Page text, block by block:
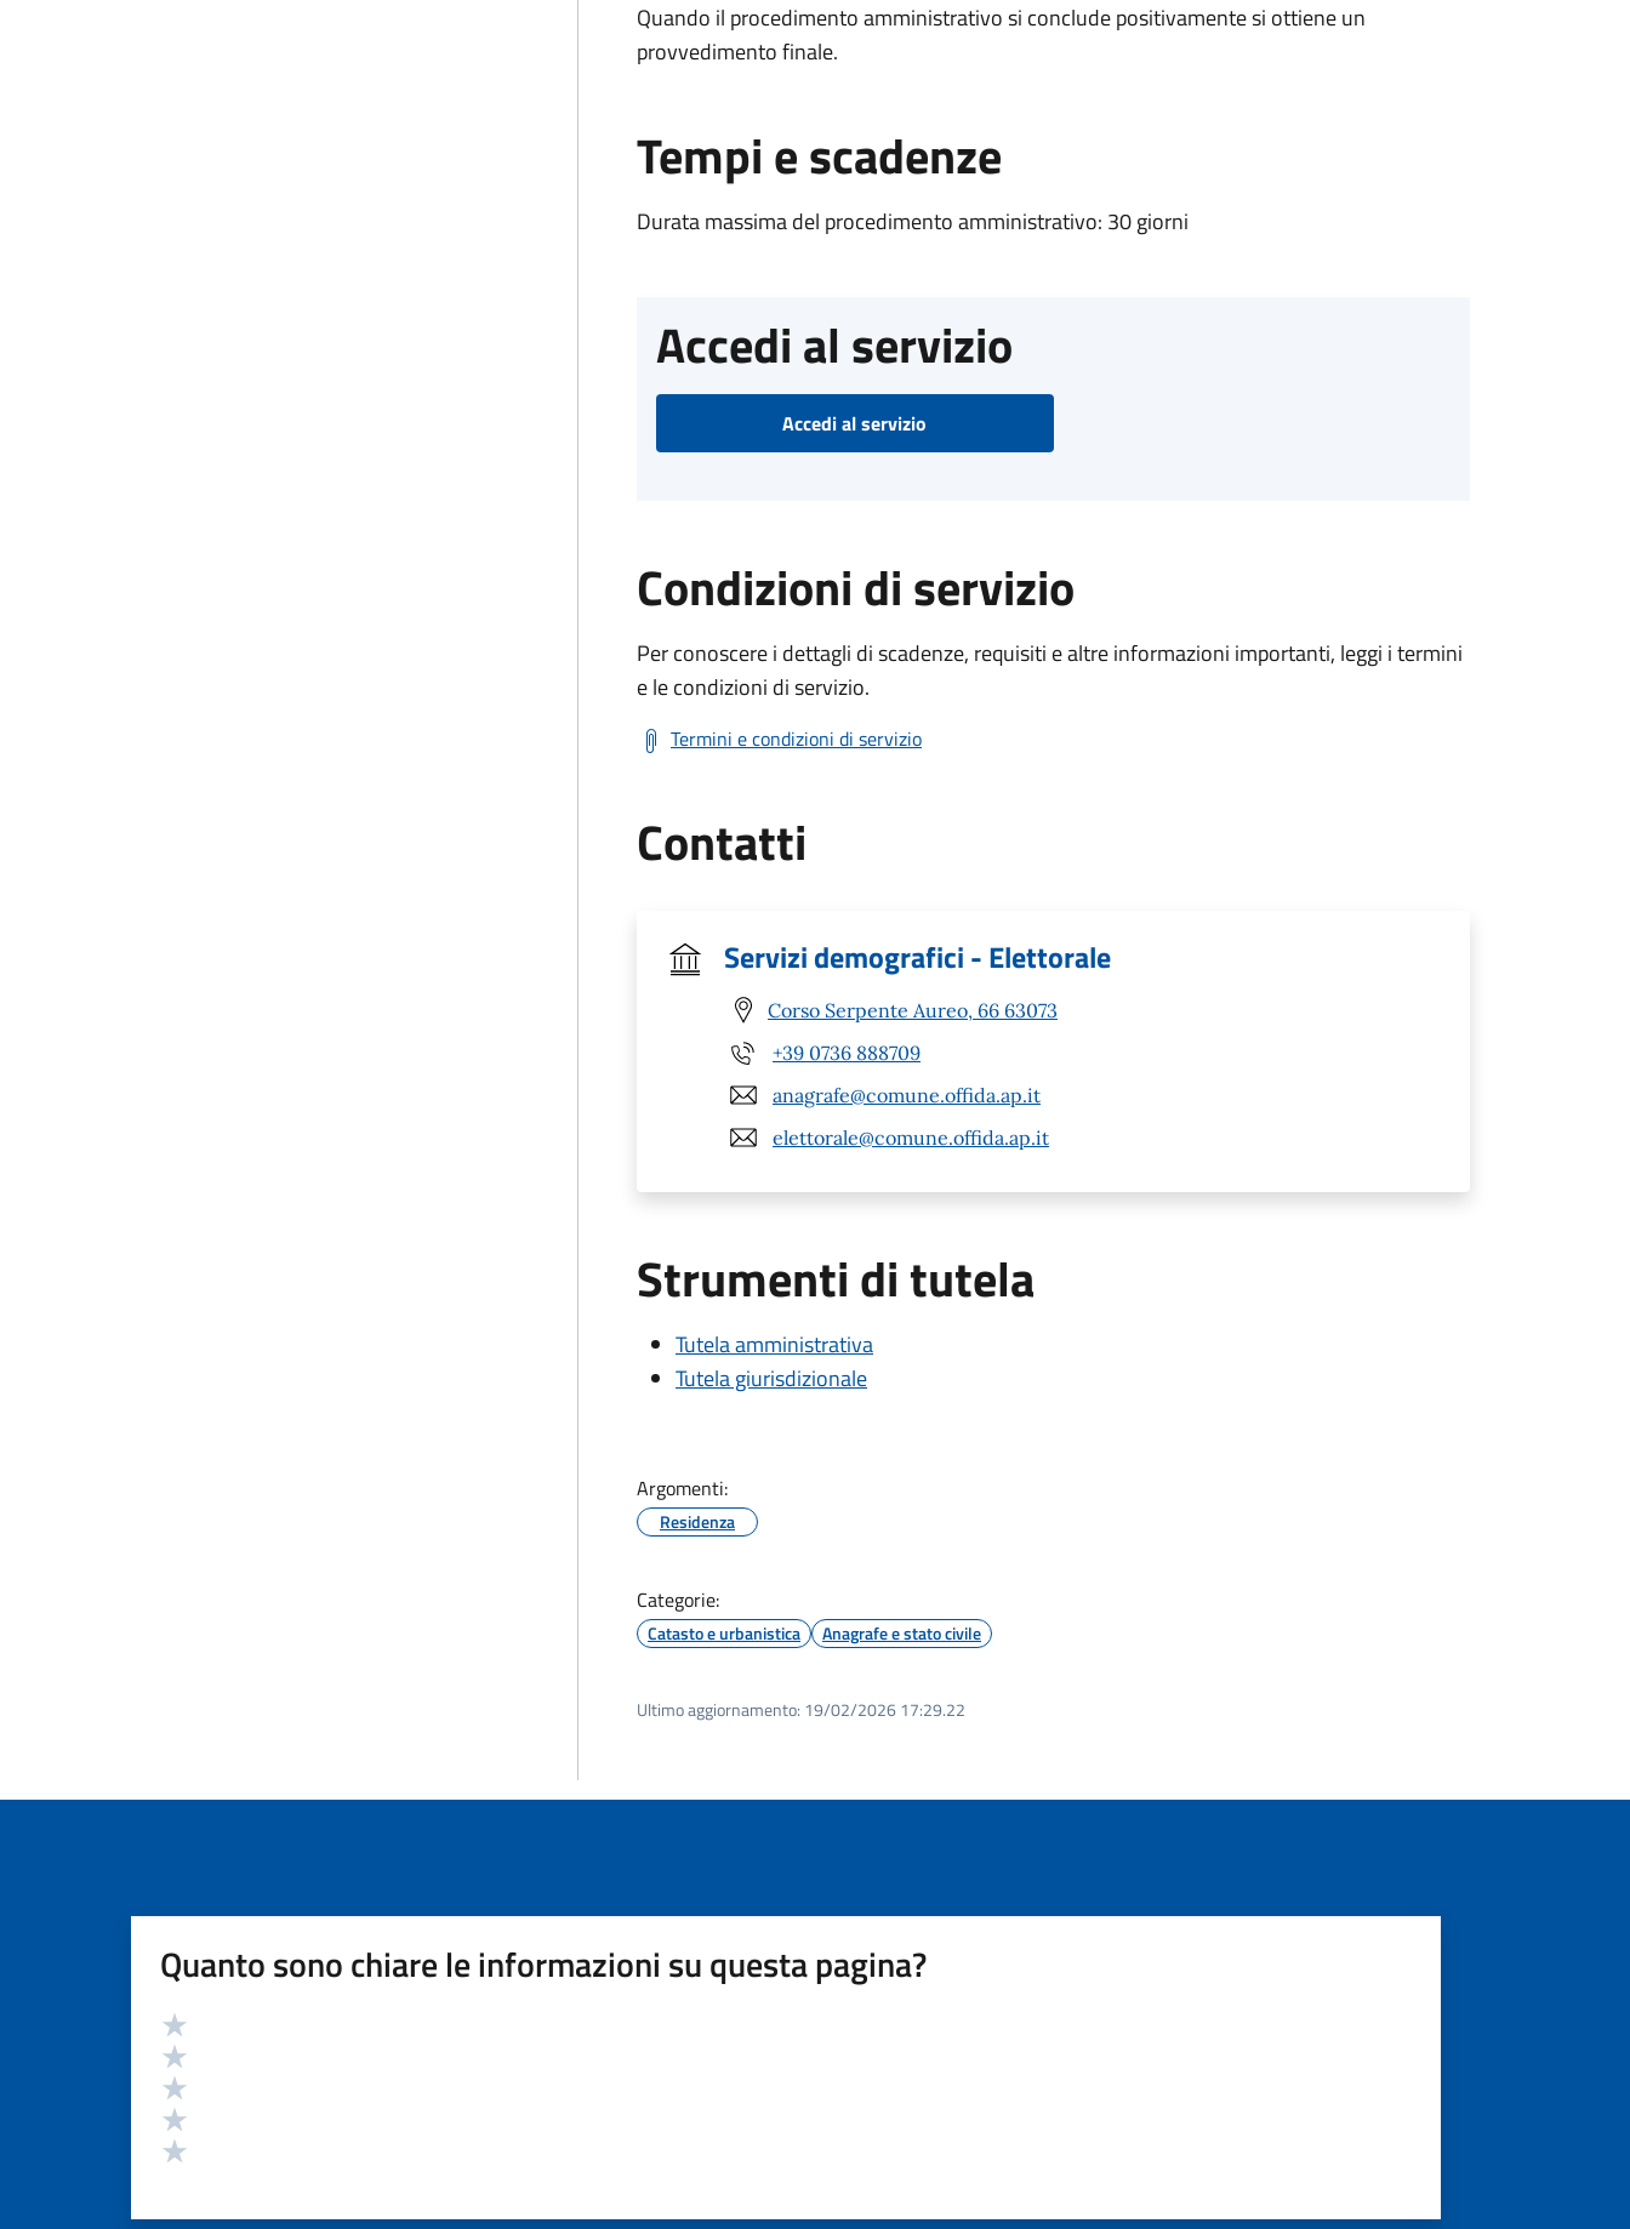
Quando il procedimento amministrativo si conclude positivamente si ottiene un
provvedimento finale.
Tempi e scadenze
Durata massima del procedimento amministrativo: 30 giorni
Accedi al servizio
Accedi al servizio
Condizioni di servizio
Per conoscere i dettagli di scadenze, requisiti e altre informazioni importanti, leggi i termini
e le condizioni di servizio.
Termini e condizioni di servizio
Contatti
Servizi demografici - Elettorale
Corso Serpente Aureo, 66 63073
+39 0736 888709
anagrafe@comune.offida.ap.it
elettorale@comune.offida.ap.it
Strumenti di tutela
Tutela amministrativa
Tutela giurisdizionale
Argomenti:
Residenza
Categorie:
Catasto e urbanistica Anagrafe e stato civile
Ultimo aggiornamento: 19/02/2026 17:29.22
Quanto sono chiare le informazioni su questa pagina?
Valutazione